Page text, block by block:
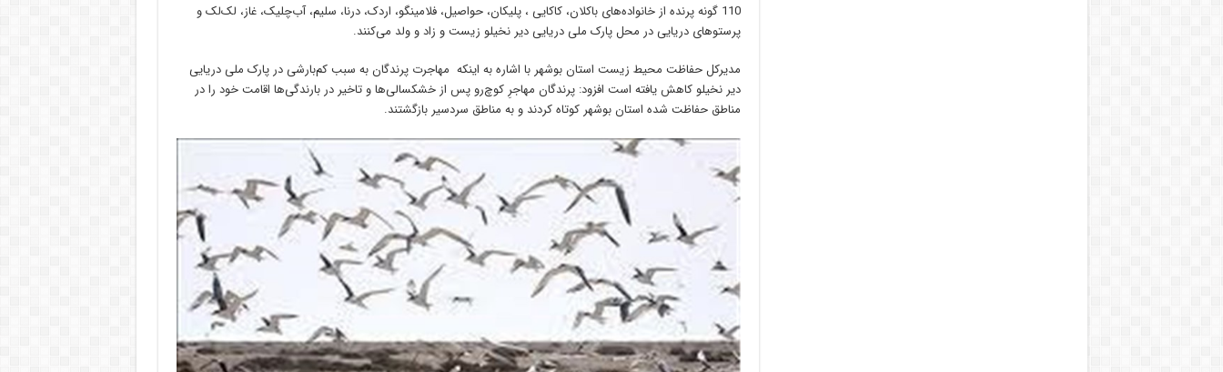
110 گونه پرنده از خانواده‌های باکلان، کاکایی ، پلیکان، حواصیل، فلامینگو، اردک، درنا، سلیم، آب‌چلیک، غاز، لک‌لک و
پرستوهای دریایی در محل پارک ملی دریایی دیر نخیلو زیست و زاد و ولد می‌کنند.
مدیرکل حفاظت محیط زیست استان بوشهر با اشاره به اینکه مهاجرت پرندگان به سبب کم‌بارشی در پارک ملی دریایی
دیر نخیلو کاهش یافته است افزود: پرندگان مهاجرِ کوچ‌رو پس از خشکسالی‌ها و تاخیر در بارندگی‌ها اقامت خود را در
مناطق حفاظت شده استان بوشهر کوتاه کردند و به مناطق سردسیر بازگشتند.